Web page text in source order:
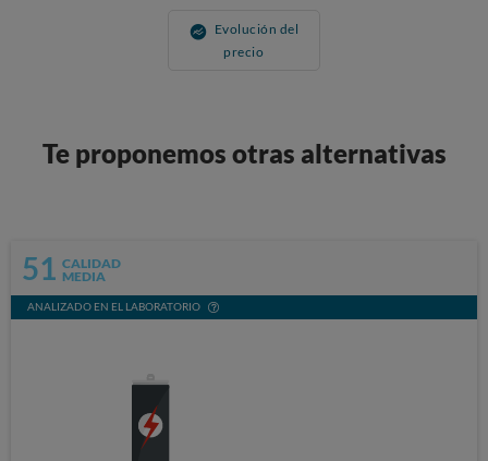
Evolución del
precio
Te proponemos otras alternativas
51 CALIDAD
MEDIA
ANALIZADO EN EL LABORATORIO